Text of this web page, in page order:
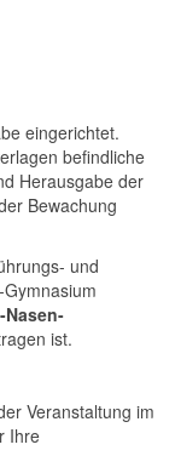
eingerichtet.
befindliche
Herausgabe der
Bewachung
und
Nasen-
ist.
Veranstaltung im
Ihre